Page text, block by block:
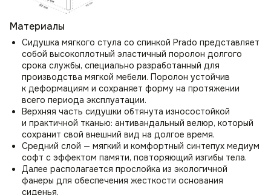
Материалы
Сидушка мягкого стула со спинкой Prado представляет
собой высокоплотный эластичный поролон долгого
срока службы, специально разработанный для
производства мягкой мебели. Поролон устойчив
к деформациям и сохраняет форму на протяжении
всего периода эксплуатации.
Верхняя часть сидушки обтянута износостойкой
и практичной тканью: антивандальный велюр, который
сохранит свой внешний вид на долгое время.
Средний слой — мягкий и комфортный синтепух медиум
софт с эффектом памяти, повторяющий изгибы тела.
Далее располагается прослойка из экологичной
фанеры для обеспечения жесткости основания
сиденья.